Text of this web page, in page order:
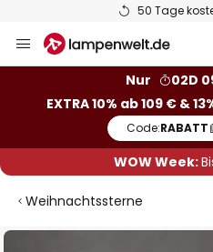
50 Tage
Inhalt
Nur
02D
EXTRA 10% ab 109 € &
Code:RABATT
WOW Week:
Weihnachtssterne
Zum